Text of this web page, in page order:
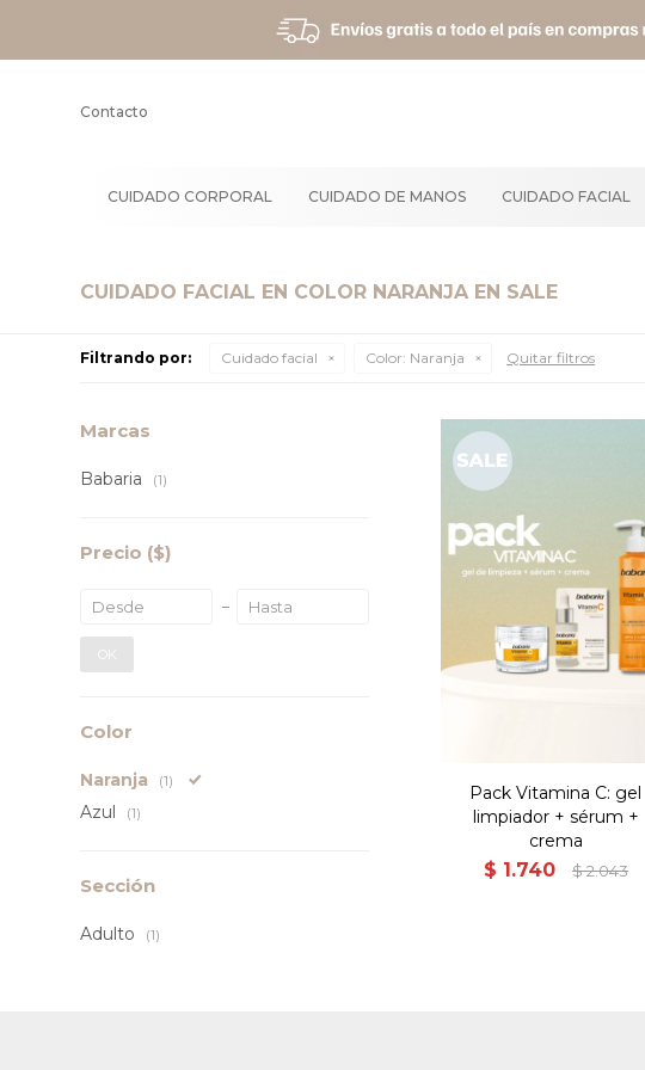
CUIDADO CORPORAL CUIDADO DE MANOS CUIDADO FACIAL
Contacto
CUIDADO FACIAL EN COLOR NARANJA EN SALE
Filtrando por: Cuidado facial Color: Naranja Quitar filtros
Pack Vitamina C: gel
limpiador + sérum +
crema
$ 1.740 $ 2.043
Marcas
Babaria (1)
Precio ($)
OK
Color
Naranja (1)
Azul (1)
Sección
Adulto (1)